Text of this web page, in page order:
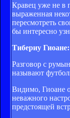
Кравец уже не в
выраженная
пересмотреть
бы интересно
Тибериу
Разговор с
называют
Видимо, Гиоане
неважного
предстоящей